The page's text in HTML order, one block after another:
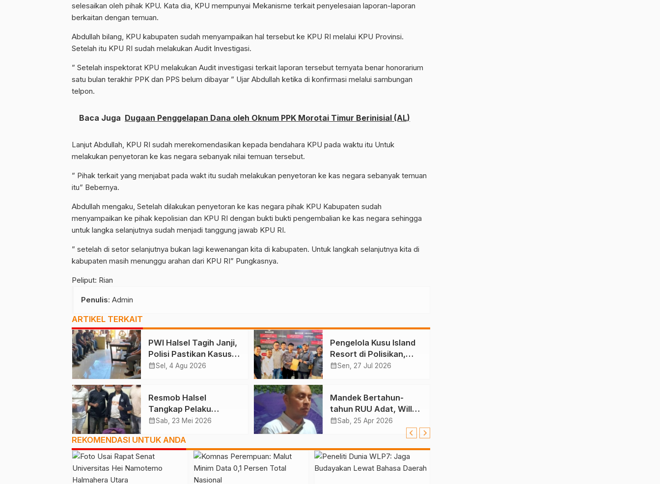
selesaikan oleh pihak KPU. Kata dia, KPU mempunyai Mekanisme terkait penyelesaian laporan-laporan
berkaitan dengan temuan.
Abdullah bilang, KPU kabupaten sudah menyampaikan hal tersebut ke KPU RI melalui KPU Provinsi.
Setelah itu KPU RI sudah melakukan Audit Investigasi.
” Setelah inspektorat KPU melakukan Audit investigasi terkait laporan tersebut ternyata benar honorarium
satu bulan terakhir PPK dan PPS belum dibayar ” Ujar Abdullah ketika di konfirmasi melalui sambungan
telpon.
Baca Juga Dugaan Penggelapan Dana oleh Oknum PPK Morotai Timur Berinisial (AL)
Lanjut Abdullah, KPU RI sudah merekomendasikan kepada bendahara KPU pada waktu itu Untuk
melakukan penyetoran ke kas negara sebanyak nilai temuan tersebut.
” Pihak terkait yang menjabat pada wakt itu sudah melakukan penyetoran ke kas negara sebanyak temuan
itu” Bebernya.
Abdullah mengaku, Setelah dilakukan penyetoran ke kas negara pihak KPU Kabupaten sudah
menyampaikan ke pihak kepolisian dan KPU RI dengan bukti bukti pengembalian ke kas negara sehingga
untuk langka selanjutnya sudah menjadi tanggung jawab KPU RI.
” setelah di setor selanjutnya bukan lagi kewenangan kita di kabupaten. Untuk langkah selanjutnya kita di
kabupaten masih menunggu arahan dari KPU RI” Pungkasnya.
Peliput: Rian
Penulis: Admin
ARTIKEL TERKAIT
PWI Halsel Tagih Janji,
Polisi Pastikan Kasus
Kusu Diproses
calendar_monthSel, 4 Agu 2026
Pengelola Kusu Island
Resort di Polisikan,
Diduga Halangi Kerja
calendar_monthSen, 27 Jul 2026
Resmob Halsel
Tangkap Pelaku
Pencurian Kabel Lampu
calendar_monthSab, 23 Mei 2026
Mandek Bertahun-
tahun RUU Adat, Willy:
Perlu Suara Pemda,
calendar_monthSab, 25 Apr 2026
REKOMENDASI UNTUK ANDA